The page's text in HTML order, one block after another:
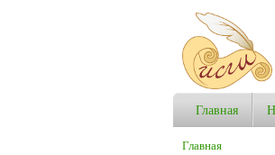
Главная
Вы здесь
Главная